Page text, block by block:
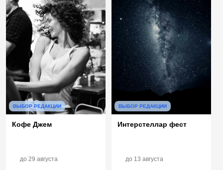
ВЫБОР РЕДАКЦИИ
Кофе Джем
до 29 августа
ВЫБОР РЕДАКЦИИ
Интерстеллар фест
до 13 августа